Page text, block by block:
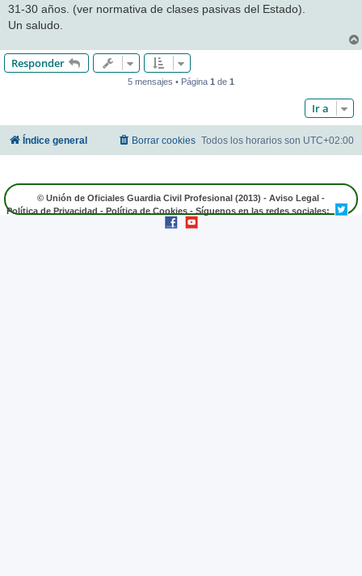
31-30 años. (ver normativa de clases pasivas del Estado).
Un saludo.
Responder
5 mensajes • Página 1 de 1
Ir a
Índice general Todos los horarios son UTC+02:00
Borrar cookies
© Unión de Oficiales Guardia Civil Profesional (2013) - Aviso Legal -
Política de Privacidad - Política de Cookies - Síguenos en las redes sociales: